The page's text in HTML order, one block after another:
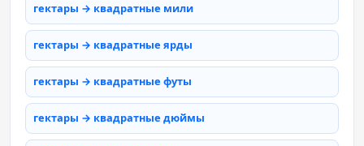
гектары → квадратные мили
гектары → квадратные ярды
гектары → квадратные футы
гектары → квадратные дюймы